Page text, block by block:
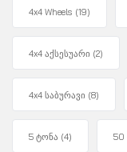
4x4 Wheels (19)
4x4 აქსესუარი (2)
4x4 საბურავი (8)
5 ტონა (4) 50